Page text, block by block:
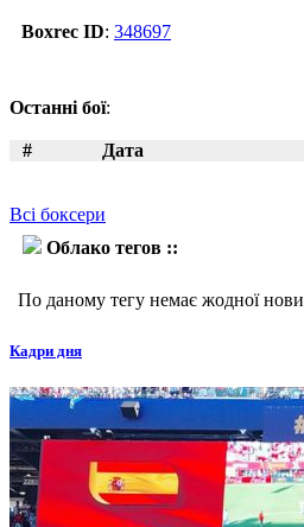
Boxrec ID: 348697
Останні бої:
# Дата
Всі боксери
Облако тегов ::
По даному тегу немає жодної
Кадри дня